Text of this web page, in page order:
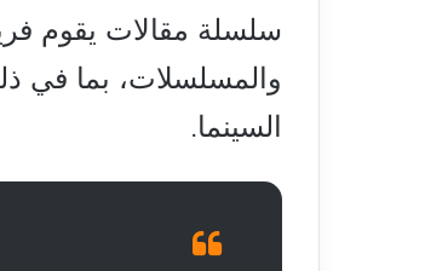
سلسلة مقالات يقوم
السينما.